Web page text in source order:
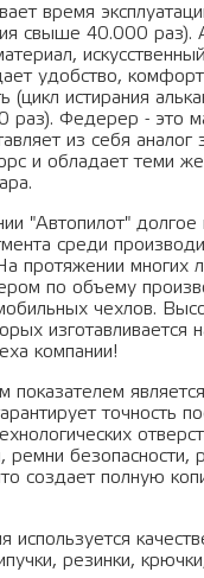
время
свыше 40.000 раз).
удобство,
(цикл истирания
раз). Федерер - это
из себя
и обладает теми же
"Автопилот" долгое
среди
протяжении многих
по объему
чехлов.
изготавливается
компании!
точность
ремни безопасности,
создает полную
используется
резинки,